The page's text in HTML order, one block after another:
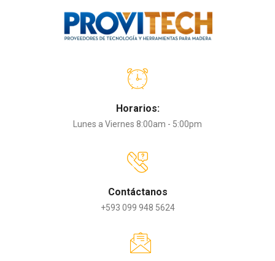
Horarios:
Lunes a Viernes 8:00am - 5:00pm
Contáctanos
+593 099 948 5624